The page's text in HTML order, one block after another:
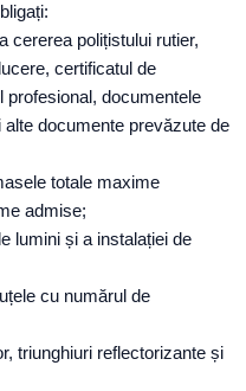
cererea polițistului rutier,
certificatul de
profesional, documentele
documente prevăzute de
totale maxime
admise;
lumini și a instalației de
cu numărul de
triunghiuri reflectorizante și